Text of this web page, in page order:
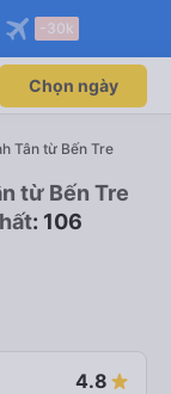
-30k
Chọn ngày
Tân từ Bến Tre
từ Bến Tre
: 106
4.8